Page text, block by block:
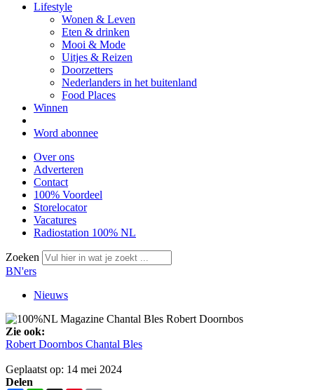
Lifestyle
Wonen & Leven
Eten & drinken
Mooi & Mode
Uitjes & Reizen
Doorzetters
Nederlanders in het buitenland
Food Places
Winnen
Word abonnee
Over ons
Adverteren
Contact
100% Voordeel
Storelocator
Vacatures
Radiostation 100% NL
Zoeken
BN'ers
Nieuws
Zie ook:
Robert Doornbos Chantal Bles
Geplaatst op: 14 mei 2024
Delen